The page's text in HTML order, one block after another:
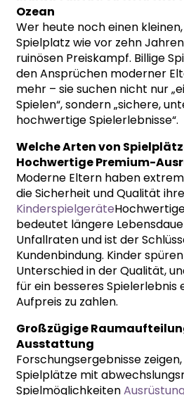
Ozean
Wer heute noch einen
Spielplatz wie vor zehn
ruinösen Preiskampf. Billige
den Ansprüchen moderner
mehr – sie suchen nicht nur
Spielen“, sondern „sichere,
hochwertige Spielerlebnisse“.
Welche Arten von
Hochwertige Premium-
Moderne Eltern haben
die Sicherheit und Qualität
Kinderspielgeräte
bedeutet längere
Unfallraten und ist der
Kundenbindung. Kinder
Unterschied in der Qualität,
für ein besseres Spielerlebnis
Aufpreis zu zahlen.
Großzügige
Ausstattung
Forschungsergebnisse
Spielplätze mit
Spielmöglichkeiten